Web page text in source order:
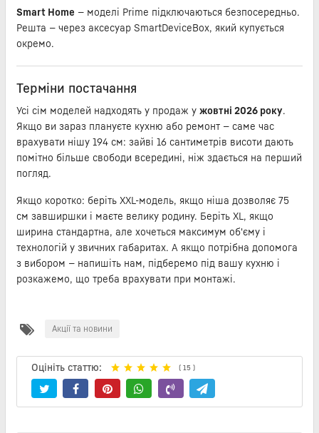
Smart Home — моделі Prime підключаються безпосередньо.
Решта — через аксесуар SmartDeviceBox, який купується
окремо.
Терміни постачання
Усі сім моделей надходять у продаж у жовтні 2026 року.
Якщо ви зараз плануєте кухню або ремонт — саме час
врахувати нішу 194 см: зайві 16 сантиметрів висоти дають
помітно більше свободи всередині, ніж здається на перший
погляд.
Якщо коротко: беріть XXL-модель, якщо ніша дозволяє 75
см завширшки і маєте велику родину. Беріть XL, якщо
ширина стандартна, але хочеться максимум об'єму і
технологій у звичних габаритах. А якщо потрібна допомога
з вибором — напишіть нам, підберемо під вашу кухню і
розкажемо, що треба врахувати при монтажі.
Акції та новини
Оцініть статтю: ( 15 )